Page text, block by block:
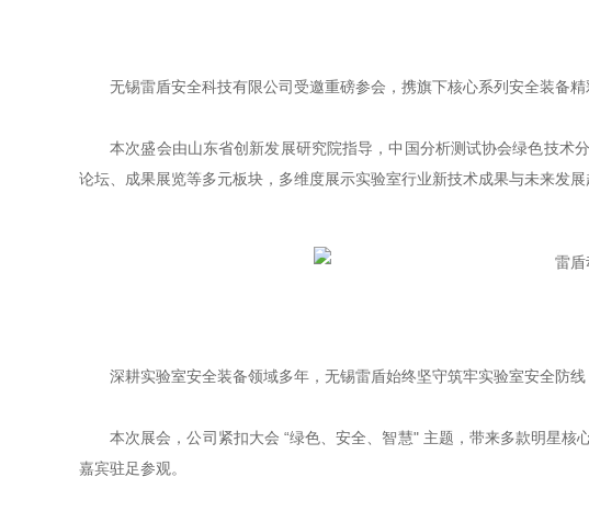
无锡雷盾安全科技有限公司受邀重磅参会，携旗下核心系列安全装备精
本次盛会由山东省创新发展研究院指导，中国分析测试协会绿色技术
论坛、成果展览等多元板块，多维度展示实验室行业新技术成果与未来发
深耕实验室安全装备领域多年，无锡雷盾始终坚守筑牢实验室安全防线
本次展会，公司紧扣大会 “绿色、安全、智慧" 主题，带来多款明星核
嘉宾驻足参观。